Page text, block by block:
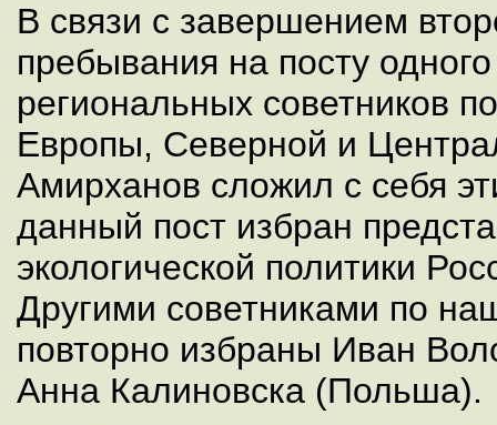
В связи с завершением
пребывания на посту
региональных советников
Европы, Северной и
Амирханов сложил с себя
данный пост избран
экологической политики
Другими советниками по
повторно избраны Иван
Анна Калиновска (Польша).